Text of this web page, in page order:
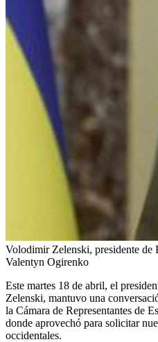
Volodimir Zelenski, presidente de
Valentyn Ogirenko
Este martes 18 de abril, el
Zelenski, mantuvo una
la Cámara de Representantes de
donde aprovechó para solicitar
occidentales.